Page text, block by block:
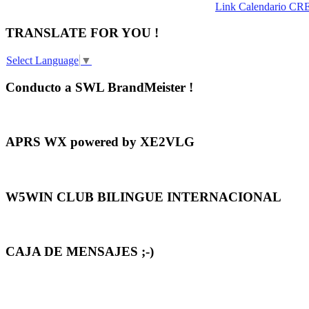
Link Calendario
TRANSLATE FOR YOU !
Select Language ▼
Conducto a SWL BrandMeister !
APRS WX powered by XE2VLG
W5WIN CLUB BILINGUE INTERNACIONAL
CAJA DE MENSAJES ;-)